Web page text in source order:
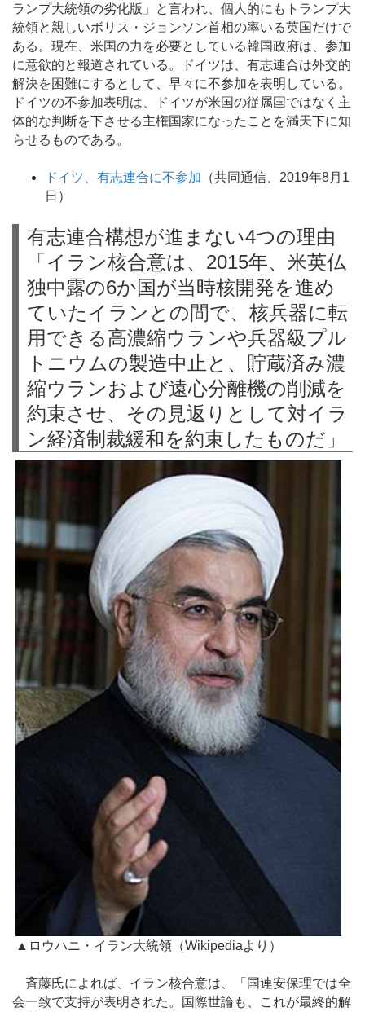
ランプ大統領の劣化版」と言われ、個人的にもトランプ大
統領と親しいボリス・ジョンソン首相の率いる英国だけで
ある。現在、米国の力を必要としている韓国政府は、参加
に意欲的と報道されている。ドイツは、有志連合は外交的
解決を困難にするとして、早々に不参加を表明している。
ドイツの不参加表明は、ドイツが米国の従属国ではなく主
体的な判断を下させる主権国家になったことを満天下に知
らせるものである。
ドイツ、有志連合に不参加 （共同通信、2019年8月1
日）
有志連合構想が進まない4つの理由
「イラン核合意は、2015年、米英仏
独中露の6か国が当時核開発を進め
ていたイランとの間で、核兵器に転
用できる高濃縮ウランや兵器級プル
トニウムの製造中止と、貯蔵済み濃
縮ウランおよび遠心分離機の削減を
約束させ、その見返りとして対イラ
ン経済制裁緩和を約束したものだ」
▲ロウハニ・イラン大統領（Wikipediaより）
斉藤氏によれば、イラン核合意は、「国連安保理では全
会一致で支持が表明された。国際世論も、これが最終的解